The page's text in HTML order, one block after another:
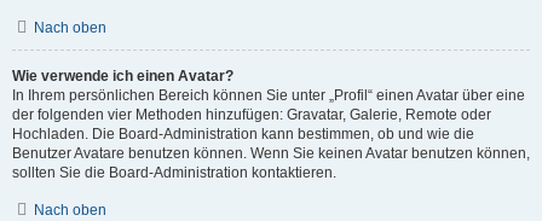
Nach oben
Wie verwende ich einen Avatar?
In Ihrem persönlichen Bereich können Sie unter „Profil“ einen Avatar über eine
der folgenden vier Methoden hinzufügen: Gravatar, Galerie, Remote oder
Hochladen. Die Board-Administration kann bestimmen, ob und wie die
Benutzer Avatare benutzen können. Wenn Sie keinen Avatar benutzen können,
sollten Sie die Board-Administration kontaktieren.
Nach oben